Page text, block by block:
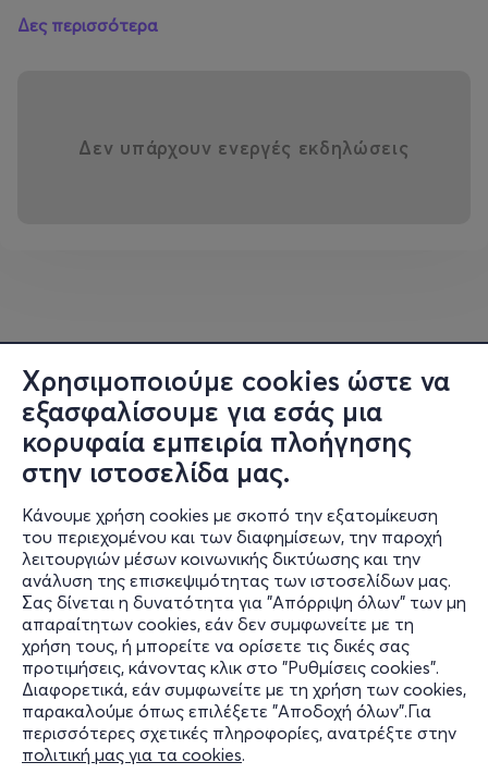
Χρησιμοποιούμε cookies ώστε να
εξασφαλίσουμε για εσάς μια
κορυφαία εμπειρία πλοήγησης
στην ιστοσελίδα μας.
Κάνουμε χρήση cookies με σκοπό την εξατομίκευση
του περιεχομένου και των διαφημίσεων, την παροχή
λειτουργιών μέσων κοινωνικής δικτύωσης και την
ανάλυση της επισκεψιμότητας των ιστοσελίδων μας.
Σας δίνεται η δυνατότητα για "Απόρριψη όλων" των μη
απαραίτητων cookies, εάν δεν συμφωνείτε με τη
χρήση τους, ή μπορείτε να ορίσετε τις δικές σας
προτιμήσεις, κάνοντας κλικ στο "Ρυθμίσεις cookies".
Διαφορετικά, εάν συμφωνείτε με τη χρήση των cookies,
παρακαλούμε όπως επιλέξετε "Αποδοχή όλων".Για
περισσότερες σχετικές πληροφορίες, ανατρέξτε στην
πολιτική μας για τα cookies.
Τηλέφωνο: 2310 483 000, εσωτ. 121 (Δευτέρα –
Δες περισσότερα
Δεν υπάρχουν ενεργές εκδηλώσεις
Πληροφορίες
Υποστήριξη
Stay Connected